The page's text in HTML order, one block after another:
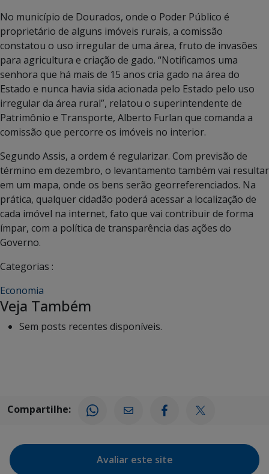
No município de Dourados, onde o Poder Público é
proprietário de alguns imóveis rurais, a comissão
constatou o uso irregular de uma área, fruto de invasões
para agricultura e criação de gado. “Notificamos uma
senhora que há mais de 15 anos cria gado na área do
Estado e nunca havia sida acionada pelo Estado pelo uso
irregular da área rural”, relatou o superintendente de
Patrimônio e Transporte, Alberto Furlan que comanda a
comissão que percorre os imóveis no interior.
Segundo Assis, a ordem é regularizar. Com previsão de
término em dezembro, o levantamento também vai resultar
em um mapa, onde os bens serão georreferenciados. Na
prática, qualquer cidadão poderá acessar a localização de
cada imóvel na internet, fato que vai contribuir de forma
ímpar, com a política de transparência das ações do
Governo.
Categorias :
Economia
Veja Também
Sem posts recentes disponíveis.
Compartilhe:
Avaliar este site